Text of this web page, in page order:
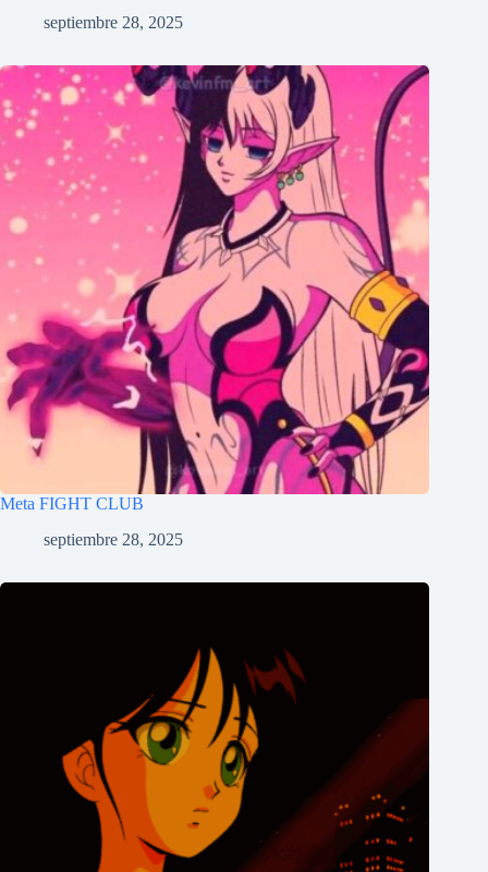
septiembre 28, 2025
Meta FIGHT CLUB
septiembre 28, 2025